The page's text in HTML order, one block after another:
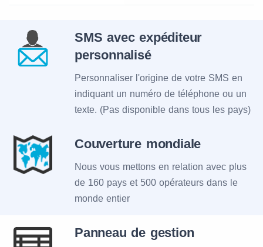
SMS avec expéditeur
personnalisé
Personnaliser l'origine de votre SMS en
indiquant un numéro de téléphone ou un
texte. (Pas disponible dans tous les pays)
Couverture mondiale
Nous vous mettons en relation avec plus
de 160 pays et 500 opérateurs dans le
monde entier
Panneau de gestion